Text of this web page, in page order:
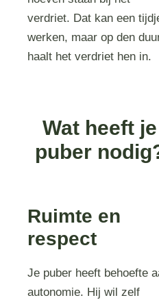
verdriet. Dat kan een
werken, maar op den
haalt het verdriet hen in.
Wat heeft je
puber
Ruimte en
respect
Je puber heeft behoefte
autonomie. Hij wil zelf